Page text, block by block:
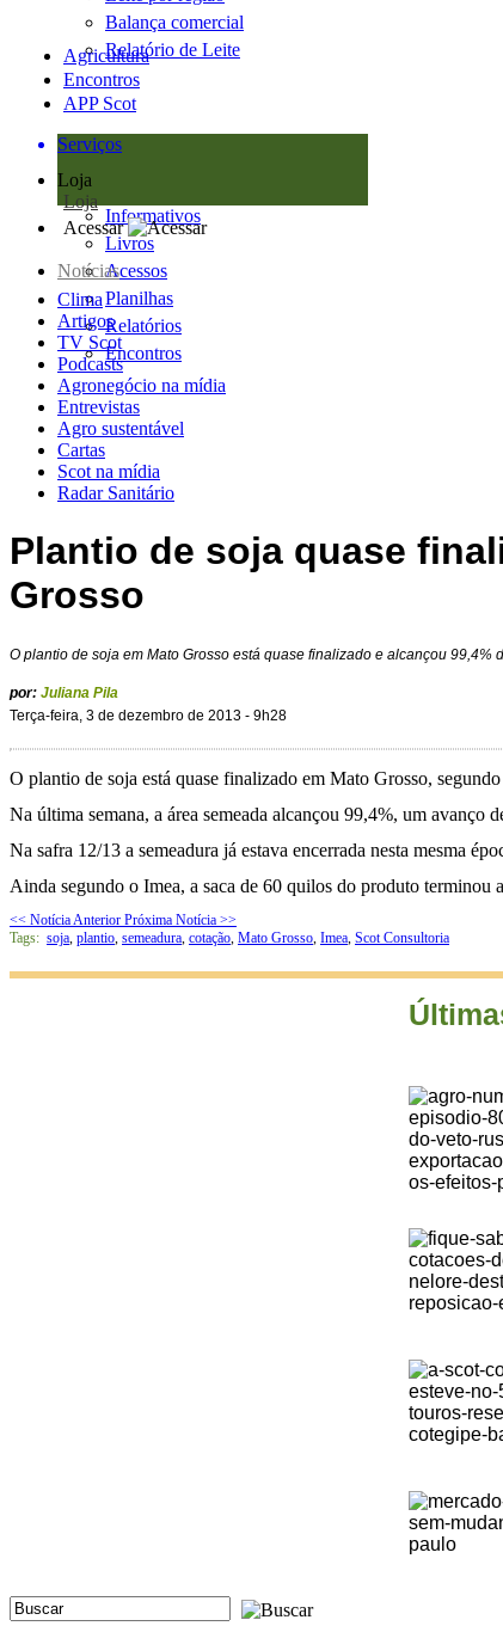
Balança comercial
Relatório de Leite
Agricultura
Encontros
APP Scot
Serviços
Loja
Loja
Informativos
Livros
Acessos
Planilhas
Relatórios
Encontros
Acessar
Notícias
Clima
Artigos
TV Scot
Podcasts
Agronegócio na mídia
Entrevistas
Agro sustentável
Cartas
Scot na mídia
Radar Sanitário
Plantio de soja quase
Grosso
O plantio de soja em Mato Grosso está quase finalizado e alcançou 99,4%
por: Juliana Pila
Terça-feira, 3 de dezembro de 2013 - 9h28
O plantio de soja está quase finalizado em Mato Grosso,
Na última semana, a área semeada alcançou 99,4%, um avanço
Na safra 12/13 a semeadura já estava encerrada nesta mesma
Ainda segundo o Imea, a saca de 60 quilos do produto terminou
<< Notícia Anterior Próxima Notícia >>
Tags: soja, plantio, semeadura, cotação, Mato Grosso, Imea, Scot Consultoria